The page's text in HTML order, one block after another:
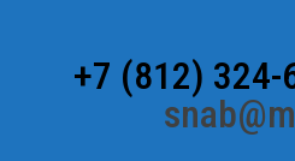
содержимому+7 (812) 324-